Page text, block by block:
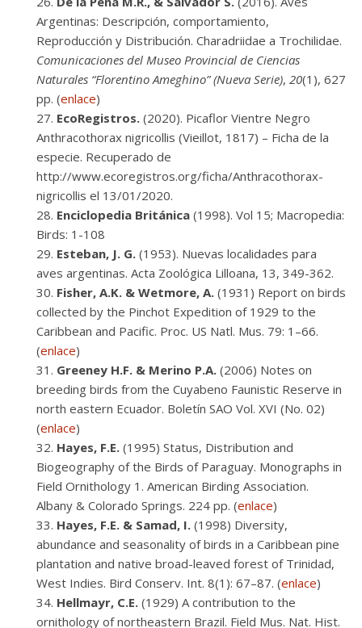
Argentinas: Descripción, comportamiento,
Reproducción y Distribución. Charadriidae a Trochilidae.
Comunicaciones del Museo Provincial de Ciencias
Naturales “Florentino Ameghino” (Nueva Serie), 20(1), 627
pp. (enlace)
EcoRegistros. (2020). Picaflor Vientre Negro
Anthracothorax nigricollis (Vieillot, 1817) – Ficha de la
especie. Recuperado de
http://www.ecoregistros.org/ficha/Anthracothorax-
nigricollis el 13/01/2020.
Enciclopedia Británica (1998). Vol 15; Macropedia:
Birds: 1-108
Esteban, J. G. (1953). Nuevas localidades para
aves argentinas. Acta Zoológica Lilloana, 13, 349-362.
Fisher, A.K. & Wetmore, A. (1931) Report on birds
collected by the Pinchot Expedition of 1929 to the
Caribbean and Pacific. Proc. US Natl. Mus. 79: 1–66.
(enlace)
Greeney H.F. & Merino P.A. (2006) Notes on
breeding birds from the Cuyabeno Faunistic Reserve in
north eastern Ecuador. Boletín SAO Vol. XVI (No. 02)
(enlace)
Hayes, F.E. (1995) Status, Distribution and
Biogeography of the Birds of Paraguay. Monographs in
Field Ornithology 1. American Birding Association.
Albany & Colorado Springs. 224 pp. (enlace)
Hayes, F.E. & Samad, I. (1998) Diversity,
abundance and seasonality of birds in a Caribbean pine
plantation and native broad-leaved forest of Trinidad,
West Indies. Bird Conserv. Int. 8(1): 67–87. (enlace)
Hellmayr, C.E. (1929) A contribution to the
ornithology of northeastern Brazil. Field Mus. Nat. Hist.